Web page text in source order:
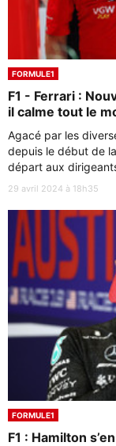
FORMULE1
F1 - Ferrari :
il calme tout le
Agacé par les
depuis le début de
départ aux
29 avril 2024 à 18h35
FORMULE1
F1 : Hamilton